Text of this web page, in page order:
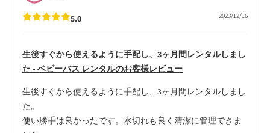
5.0 2023/12/16
生後すぐから使えるように手配し、3ヶ月間レンタルしまし
た - ベビーバス レンタルのお客様レビュー
生後すぐから使えるように手配し、3ヶ月間レンタルしまし
た。
使い勝手は良かったです。水切れも良く清潔に管理できま